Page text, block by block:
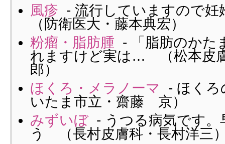
風疹 - 流行していますので
（防衛医大・藤本典宏）
粉瘤・脂肪腫 - 「脂肪のかた
れますけど実は… （松本皮
郎）
ほくろ・メラノーマ - ほく
いたま市立・齋藤 京）
みずいぼ- うつる病気です。
う （長村皮膚科・長村洋三